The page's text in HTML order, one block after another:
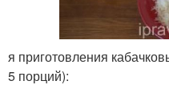
я приготовления
5 порций):